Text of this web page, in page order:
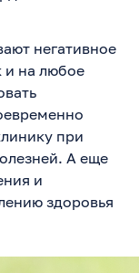
негативное
и на любое
при
А еще
и
здоровья